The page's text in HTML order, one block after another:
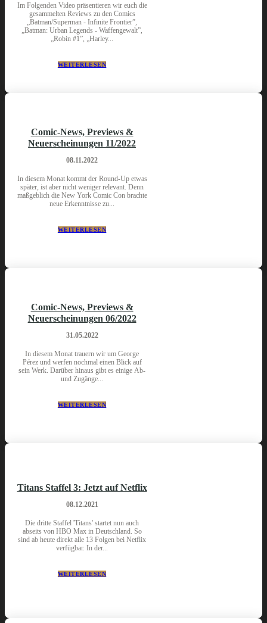
Im Folgenden Video präsentieren wir euch die
gesammelten Reviews zu den Comics
„Batman/Superman - Infinite Frontier”,
„Batman: Urban Legends - Waffengewalt”,
„Robin #1”, „Harley...
WEITERLESEN
Comic-News, Previews &
Neuerscheinungen 11/2022
08.11.2022
In diesem Monat kommt der Round-Up etwas
später, ist aber nicht weniger relevant. Denn
maßgeblich die New York Comic Con brachte
neue Erkenntnisse zu...
WEITERLESEN
Comic-News, Previews &
Neuerscheinungen 06/2022
31.05.2022
In diesem Monat trauern wir um George
Pérez und werfen nochmal einen Blick auf
sein Werk. Darüber hinaus gibt es einige Ab-
und Zugänge...
WEITERLESEN
Titans Staffel 3: Jetzt auf Netflix
08.12.2021
Die dritte Staffel 'Titans' startet nun auch
abseits von HBO Max in Deutschland. So
sind ab heute direkt alle 13 Folgen bei Netflix
verfügbar. In der...
WEITERLESEN